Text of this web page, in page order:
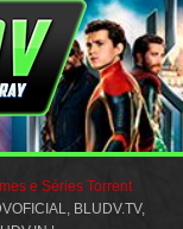
e Séries Torrent
BLUDV.TV,